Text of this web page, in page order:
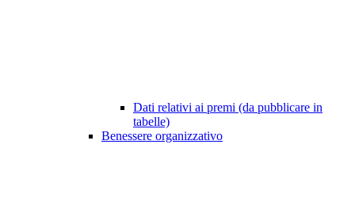
Dati relativi ai premi (da pubblicare in
tabelle)
Benessere organizzativo